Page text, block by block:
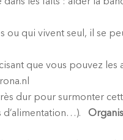
qui vivent seul, il se
que vous pouvez les
dur pour surmonter
d’alimentation…).